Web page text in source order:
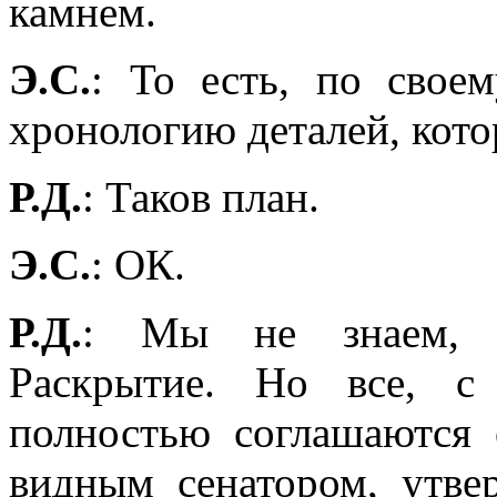
камнем.
Э.С.: То есть, по
хронологию деталей,
Р.Д.: Таков план.
Э.С.: ОК.
Р.Д.: Мы не знаем,
Раскрытие. Но все, с
полностью
видным сенатором,